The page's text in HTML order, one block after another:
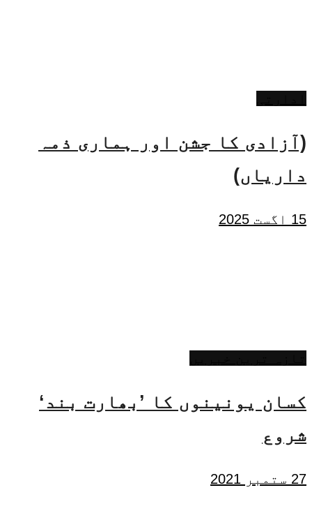
(آزادی کا جشن اور ہماری ذمہ
داریاں)
15 اگست 2025
کسان یونینوں کا ’بھارت بند‘
شروع
27 ستمبر 2021